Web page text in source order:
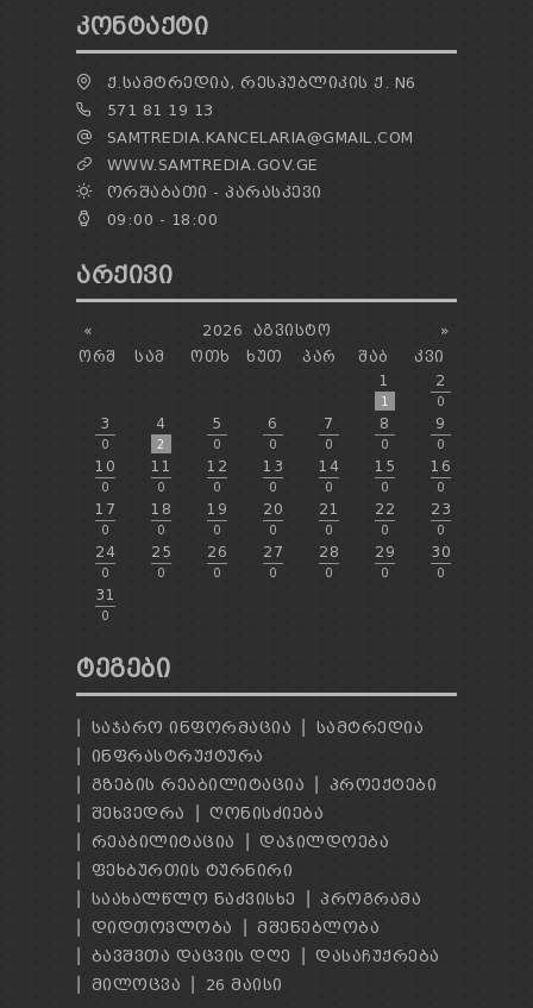
ᲙᲝᲜᲢᲐᲥᲢᲘ
Ქ.ᲡᲐᲛᲢᲠᲔᲓᲘᲐ, ᲠᲔᲡᲞᲣᲑᲚᲘᲙᲘᲡ Ქ. N6
571 81 19 13
SAMTREDIA.KANCELARIA@GMAIL.COM
WWW.SAMTREDIA.GOV.GE
ᲝᲠᲨᲐᲑᲐᲗᲘ - ᲞᲐᲠᲐᲡᲙᲔᲕᲘ
09:00 - 18:00
ᲐᲠᲥᲘᲕᲘ
« »
2026
ᲐᲒᲕᲘᲡᲢᲝ
ᲝᲠᲨ
ᲡᲐᲛ ᲝᲗᲮ ᲮᲣᲗ ᲞᲐᲠ ᲨᲐᲑ
ᲙᲕᲘ
1
1
2
0
3
0
4
2
5
0
6
0
7
0
8
0
9
0
10
0
11
0
12
0
13
0
14
0
15
0
16
0
17
0
18
0
19
0
20
0
21
0
22
0
23
0
24
0
25
0
26
0
27
0
28
0
29
0
30
0
31
0
ᲢᲔᲒᲔᲑᲘ
ᲡᲐᲯᲐᲠᲝ ᲘᲜᲤᲝᲠᲛᲐᲪᲘᲐ
ᲡᲐᲛᲢᲠᲔᲓᲘᲐ
ᲘᲜᲤᲠᲐᲡᲢᲠᲣᲥᲢᲣᲠᲐ
ᲒᲖᲔᲑᲘᲡ ᲠᲔᲐᲑᲘᲚᲘᲢᲐᲪᲘᲐ
ᲞᲠᲝᲔᲥᲢᲔᲑᲘ
ᲨᲔᲮᲕᲔᲓᲠᲐ
ᲦᲝᲜᲘᲡᲫᲘᲔᲑᲐ
ᲠᲔᲐᲑᲘᲚᲘᲢᲐᲪᲘᲐ
ᲓᲐᲯᲘᲚᲓᲝᲔᲑᲐ
ᲤᲔᲮᲑᲣᲠᲗᲘᲡ ᲢᲣᲠᲜᲘᲠᲘ
ᲡᲐᲐᲮᲐᲚᲬᲚᲝ ᲜᲐᲫᲕᲘᲡᲮᲔ
ᲞᲠᲝᲒᲠᲐᲛᲐ
ᲓᲘᲓᲗᲝᲕᲚᲝᲑᲐ
ᲛᲨᲔᲜᲔᲑᲚᲝᲑᲐ
ᲑᲐᲕᲨᲕᲗᲐ ᲓᲐᲪᲕᲘᲡ ᲓᲦᲔ
ᲓᲐᲡᲐᲩᲣᲥᲠᲔᲑᲐ
ᲛᲘᲚᲝᲪᲕᲐ
26 ᲛᲐᲘᲡᲘ